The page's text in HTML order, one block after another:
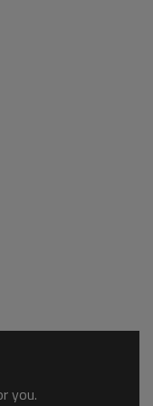
you.